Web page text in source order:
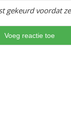
gekeurd voordat